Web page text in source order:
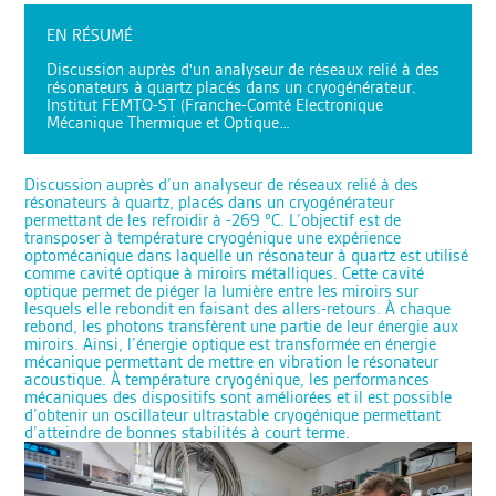
EN RÉSUMÉ
Discussion auprès d'un analyseur de réseaux relié à des
résonateurs à quartz placés dans un cryogénérateur.
Institut FEMTO-ST (Franche-Comté Electronique
Mécanique Thermique et Optique…
Discussion auprès d’un analyseur de réseaux relié à des
résonateurs à quartz, placés dans un cryogénérateur
permettant de les refroidir à -269 °C. L’objectif est de
transposer à température cryogénique une expérience
optomécanique dans laquelle un résonateur à quartz est utilisé
comme cavité optique à miroirs métalliques. Cette cavité
optique permet de piéger la lumière entre les miroirs sur
lesquels elle rebondit en faisant des allers-retours. À chaque
rebond, les photons transfèrent une partie de leur énergie aux
miroirs. Ainsi, l’énergie optique est transformée en énergie
mécanique permettant de mettre en vibration le résonateur
acoustique. À température cryogénique, les performances
mécaniques des dispositifs sont améliorées et il est possible
d’obtenir un oscillateur ultrastable cryogénique permettant
d’atteindre de bonnes stabilités à court terme.